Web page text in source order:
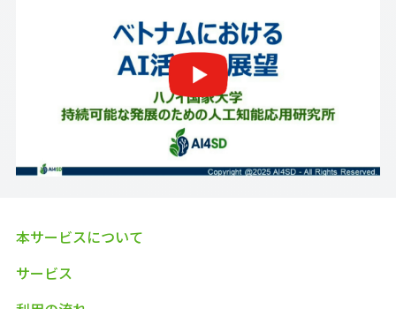
本サービスについて
サービス